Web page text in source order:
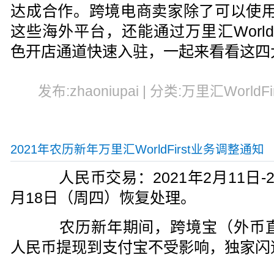
达成合作。跨境电商卖家除了可以使
这些海外平台，还能通过万里汇
色开店通道快速入驻，一起来看看这
发布:zhaoniupai | 分类:万里汇
2021年农历新年万里汇WorldFirst业务调整通知
人民币交易：2021年2月11日-2
月18日（周四）恢复处理。
农历新年期间，跨境宝（外币
人民币提现到支付宝不受影响，独家